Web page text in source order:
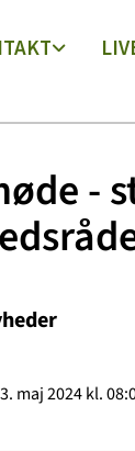
-
maj 2024 kl.